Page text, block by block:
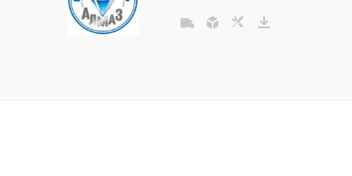
ПОВОРОТНЫЕ РУЧКИ/WC-